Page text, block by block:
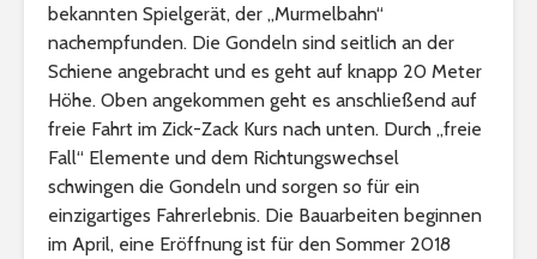
bekannten Spielgerät, der „Murmelbahn“
nachempfunden. Die Gondeln sind seitlich an der
Schiene angebracht und es geht auf knapp 20 Meter
Höhe. Oben angekommen geht es anschließend auf
freie Fahrt im Zick-Zack Kurs nach unten. Durch „freie
Fall“ Elemente und dem Richtungswechsel
schwingen die Gondeln und sorgen so für ein
einzigartiges Fahrerlebnis. Die Bauarbeiten beginnen
im April, eine Eröffnung ist für den Sommer 2018